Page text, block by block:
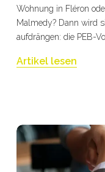
Wohnung in Fléron
Malmedy? Dann wird
aufdrängen: die PEB-
sind, dem bis 2050
Bei Immobilière Hock
Eigentümern und
Ostkantonen. Dieser
Artikel lesen